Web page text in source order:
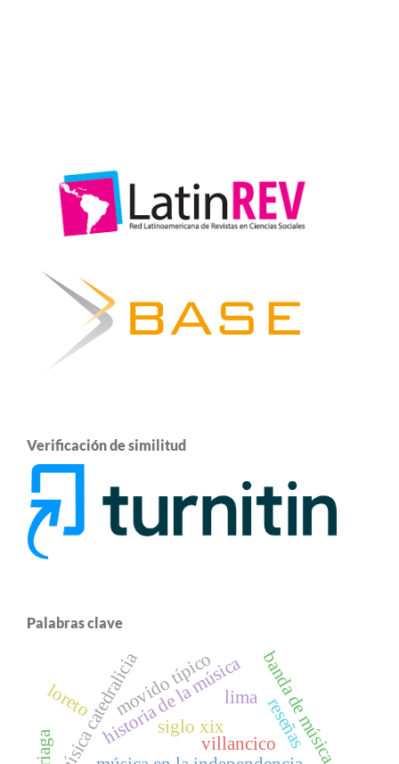
Verificación de similitud
Palabras clave
villancico
siglo xix
música catedraliciahistoria de la músicabanda de música
lima reseñas
loreto movido típico